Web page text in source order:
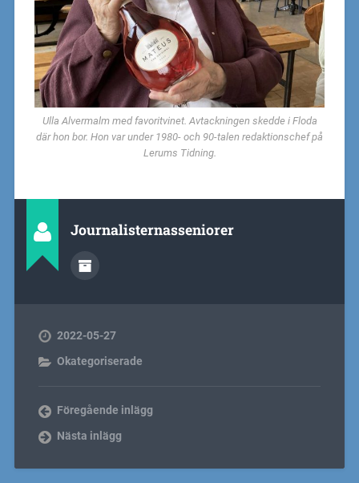
Ulla Alvermalm med favoritvinet. Avtackningen skedde i Floda
där hon bor. Hon var under 1980- och 90-talen redaktionschef på
Lerums Tidning.
Journalisternasseniorer
2022-05-27
Okategoriserade
Föregående inlägg
Nästa inlägg